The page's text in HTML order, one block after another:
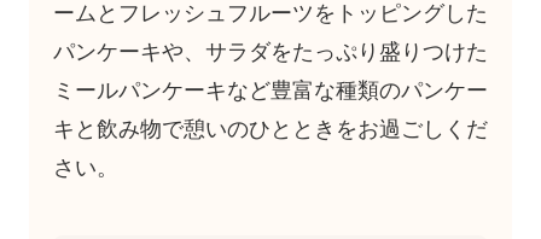
ームとフレッシュフルーツをトッピングした
パンケーキや、サラダをたっぷり盛りつけた
ミールパンケーキなど豊富な種類のパンケー
キと飲み物で憩いのひとときをお過ごしくだ
さい。